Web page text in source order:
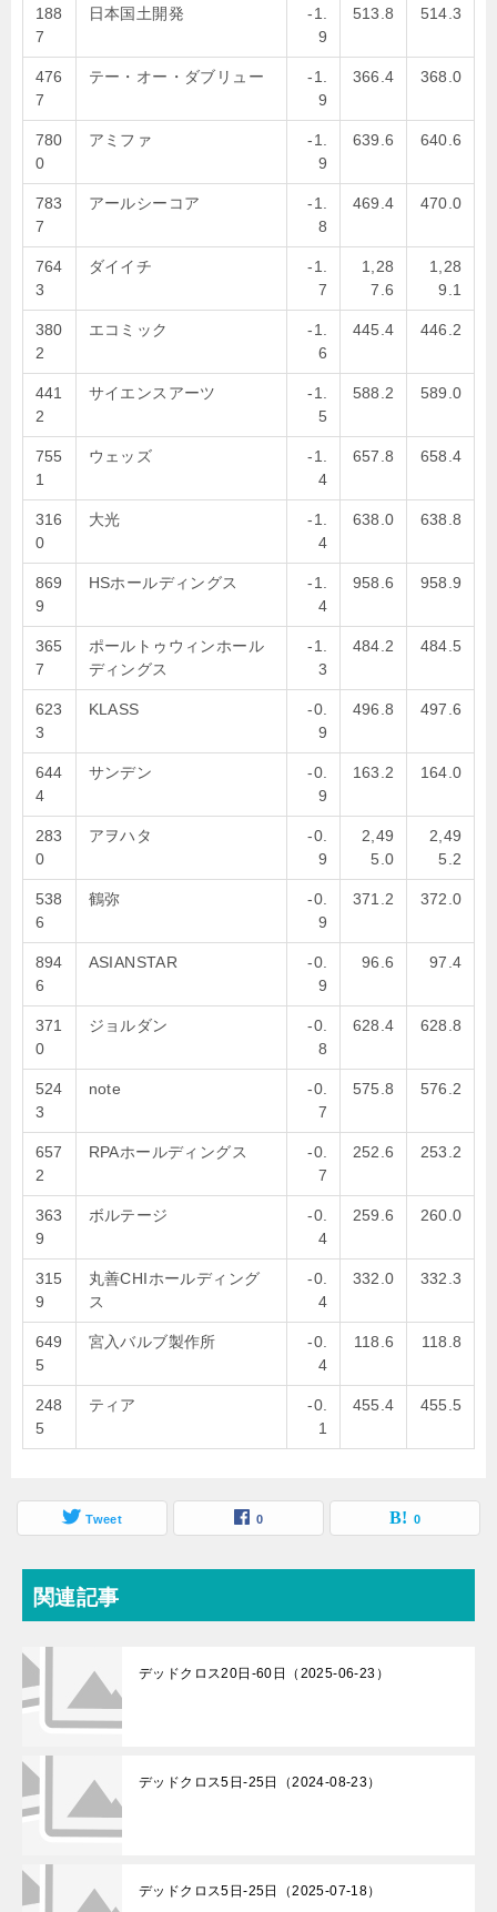
188
7
日本国土開発
-1.
9
513.8 514.3
476
7
テー・オー・ダブリュー
-1.
9
366.4 368.0
780
0
アミファ
-1.
9
639.6 640.6
783
7
アールシーコア
-1.
8
469.4 470.0
764
3
ダイイチ
-1.
7
1,28
7.6
1,28
9.1
380
2
エコミック
-1.
6
445.4 446.2
441
2
サイエンスアーツ
-1.
5
588.2 589.0
755
1
ウェッズ
-1.
4
657.8 658.4
316
0
大光
-1.
4
638.0 638.8
869
9
HSホールディングス
-1.
4
958.6 958.9
365
7
ポールトゥウィンホール
ディングス
-1.
3
484.2 484.5
623
3
KLASS
-0.
9
496.8 497.6
644
4
サンデン
-0.
9
163.2 164.0
283
0
アヲハタ
-0.
9
2,49
5.0
2,49
5.2
538
6
鶴弥
-0.
9
371.2 372.0
894
6
ASIANSTAR
-0.
9
96.6 97.4
371
0
ジョルダン
-0.
8
628.4 628.8
524
3
note
-0.
7
575.8 576.2
657
2
RPAホールディングス
-0.
7
252.6 253.2
363
9
ボルテージ
-0.
4
259.6 260.0
315
9
丸善CHIホールディング
ス
-0.
4
332.0 332.3
649
5
宮入バルブ製作所
-0.
4
118.6 118.8
248
5
ティア
-0.
1
455.4 455.5
Tweet 0 0
関連記事
デッドクロス20日-60日（2025-06-23）
デッドクロス5日-25日（2024-08-23）
デッドクロス5日-25日（2025-07-18）